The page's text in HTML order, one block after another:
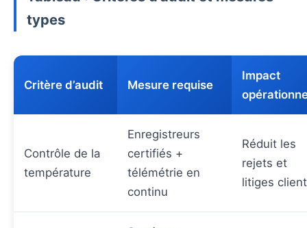
types
Critère d’audit Mesure requise
Impact
Contrôle de la
température
Enregistreurs
certifiés +
télémétrie en
continu
Réduit les
rejets et
litiges